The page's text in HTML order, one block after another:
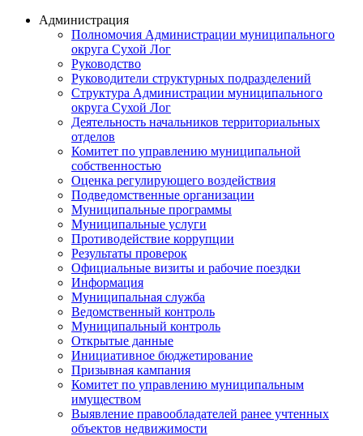
Администрация
Полномочия Администрации муниципального
округа Сухой Лог
Руководство
Руководители структурных подразделений
Структура Администрации муниципального
округа Сухой Лог
Деятельность начальников территориальных
отделов
Комитет по управлению муниципальной
собственностью
Оценка регулирующего воздействия
Подведомственные организации
Муниципальные программы
Муниципальные услуги
Противодействие коррупции
Результаты проверок
Официальные визиты и рабочие поездки
Информация
Муниципальная служба
Ведомственный контроль
Муниципальный контроль
Открытые данные
Инициативное бюджетирование
Призывная кампания
Комитет по управлению муниципальным
имуществом
Выявление правообладателей ранее учтенных
объектов недвижимости